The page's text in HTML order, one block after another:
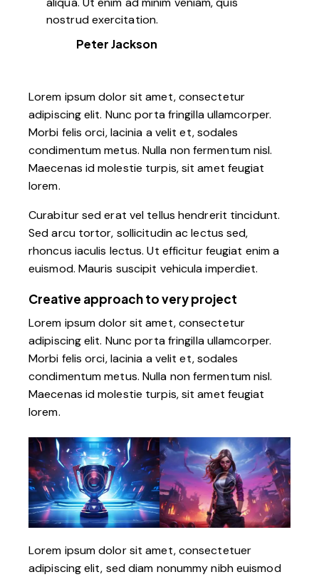
nostrud exercitation.
Peter Jackson
Lorem ipsum dolor sit amet, consectetur
adipiscing elit. Nunc porta fringilla ullamcorper.
Morbi felis orci, lacinia a velit et, sodales
condimentum metus. Nulla non fermentum nisl.
Maecenas id molestie turpis, sit amet feugiat
lorem.
Curabitur sed erat vel tellus hendrerit tincidunt.
Sed arcu tortor, sollicitudin ac lectus sed,
rhoncus iaculis lectus. Ut efficitur feugiat enim a
euismod. Mauris suscipit vehicula imperdiet.
Creative approach to very project
Lorem ipsum dolor sit amet, consectetur
adipiscing elit. Nunc porta fringilla ullamcorper.
Morbi felis orci, lacinia a velit et, sodales
condimentum metus. Nulla non fermentum nisl.
Maecenas id molestie turpis, sit amet feugiat
lorem.
Lorem ipsum dolor sit amet, consectetuer
adipiscing elit, sed diam nonummy nibh euismod